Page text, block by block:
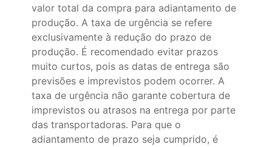
valor total da compra para adiantamento de
produção. A taxa de urgência se refere
exclusivamente à redução do prazo de
produção. É recomendado evitar prazos
muito curtos, pois as datas de entrega são
previsões e imprevistos podem ocorrer. A
taxa de urgência não garante cobertura de
imprevistos ou atrasos na entrega por parte
das transportadoras. Para que o
adiantamento de prazo seja cumprido, é